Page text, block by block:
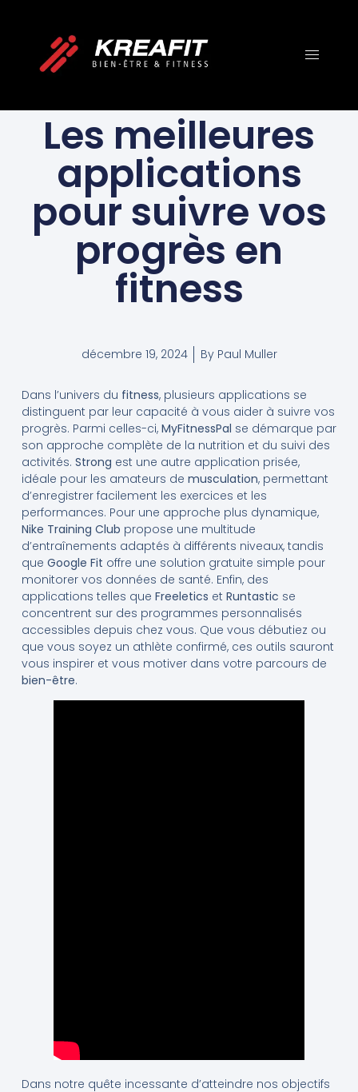
FITNESS ET
ENTRAÎNEMENT
Les meilleures
applications
pour suivre vos
progrès en
fitness
décembre 19, 2024 ByPaul Muller
Dans l’univers du fitness, plusieurs applications se
distinguent par leur capacité à vous aider à suivre vos
progrès. Parmi celles-ci, MyFitnessPal se démarque par
son approche complète de la nutrition et du suivi des
activités. Strong est une autre application prisée,
idéale pour les amateurs de musculation, permettant
d’enregistrer facilement les exercices et les
performances. Pour une approche plus dynamique,
Nike Training Club propose une multitude
d’entraînements adaptés à différents niveaux, tandis
que Google Fit offre une solution gratuite simple pour
monitorer vos données de santé. Enfin, des
applications telles que Freeletics et Runtastic se
concentrent sur des programmes personnalisés
accessibles depuis chez vous. Que vous débutiez ou
que vous soyez un athlète confirmé, ces outils sauront
vous inspirer et vous motiver dans votre parcours de
bien-être.
Dans notre quête incessante d’atteindre nos objectifs